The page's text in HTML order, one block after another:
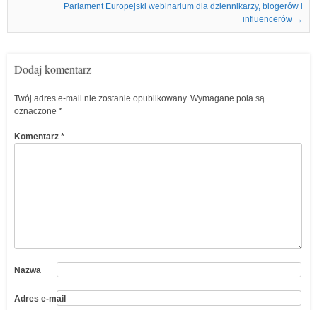
Parlament Europejski webinarium dla dziennikarzy, blogerów i
influencerów →
Dodaj komentarz
Twój adres e-mail nie zostanie opublikowany. Wymagane pola są
oznaczone *
Komentarz *
Nazwa
Adres e-mail